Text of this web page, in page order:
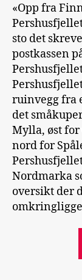
«Opp fra
sto det
postkassen
ruinvegg fra
det
Mylla, øst
nord for
Nordmarka
oversikt der